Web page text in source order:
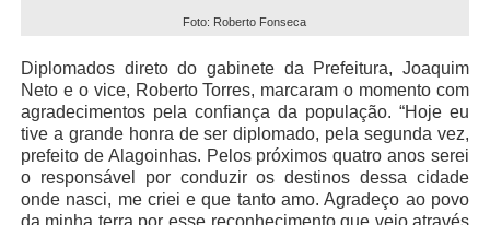
Foto: Roberto Fonseca
Diplomados direto do gabinete da Prefeitura, Joaquim
Neto e o vice, Roberto Torres, marcaram o momento com
agradecimentos pela confiança da população. “Hoje eu
tive a grande honra de ser diplomado, pela segunda vez,
prefeito de Alagoinhas. Pelos próximos quatro anos serei
o responsável por conduzir os destinos dessa cidade
onde nasci, me criei e que tanto amo. Agradeço ao povo
da minha terra por esse reconhecimento que veio através